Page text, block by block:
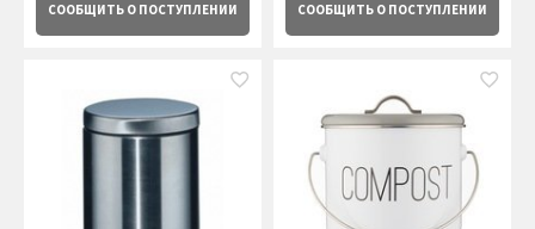
СООБЩИТЬ О ПОСТУПЛЕНИИ СООБЩИТЬ О ПОСТУПЛЕНИИ